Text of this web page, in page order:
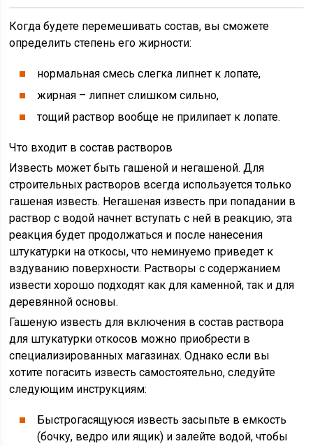
Когда будете перемешивать состав, вы сможете
определить степень его жирности:
нормальная смесь слегка липнет к лопате,
жирная – липнет слишком сильно,
тощий раствор вообще не прилипает к лопате.
Что входит в состав растворов
Известь может быть гашеной и негашеной. Для
строительных растворов всегда используется только
гашеная известь. Негашеная известь при попадании в
раствор с водой начнет вступать с ней в реакцию, эта
реакция будет продолжаться и после нанесения
штукатурки на откосы, что неминуемо приведет к
вздуванию поверхности. Растворы с содержанием
извести хорошо подходят как для каменной, так и для
деревянной основы.
Гашеную известь для включения в состав раствора
для штукатурки откосов можно приобрести в
специализированных магазинах. Однако если вы
хотите погасить известь самостоятельно, следуйте
следующим инструкциям:
Быстрогасящуюся известь засыпьте в емкость
(бочку, ведро или ящик) и залейте водой, чтобы